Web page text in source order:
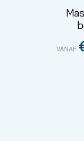
VANAF